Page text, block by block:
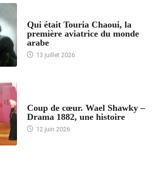
Qui était Touria Chaoui, la
première aviatrice du monde
arabe
13 juillet 2026
Coup de cœur. Wael Shawky –
Drama 1882, une histoire
12 juin 2026